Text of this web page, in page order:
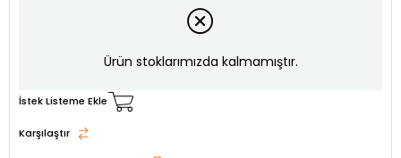
Ürün stoklarımızda kalmamıştır.
İstek Listeme Ekle
Karşılaştır